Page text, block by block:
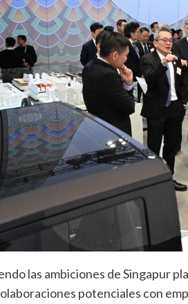
las ambiciones de Singapur
potenciales con